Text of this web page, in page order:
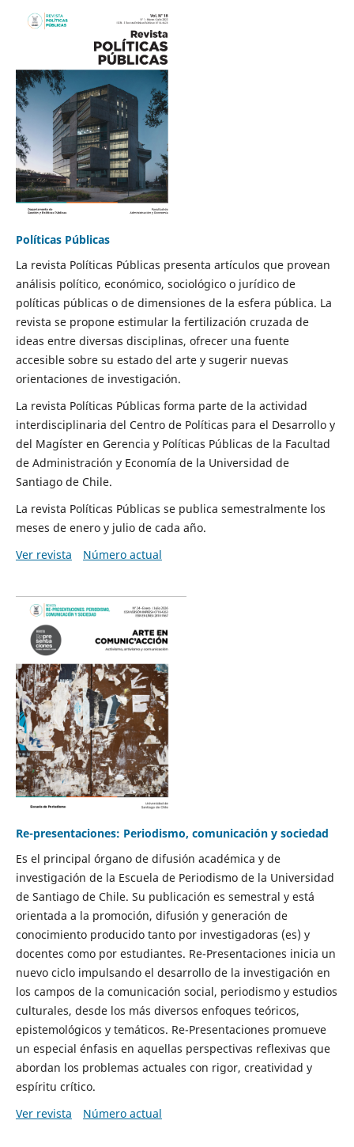
Políticas Públicas
La revista Políticas Públicas presenta artículos que provean
análisis político, económico, sociológico o jurídico de
políticas públicas o de dimensiones de la esfera pública. La
revista se propone estimular la fertilización cruzada de
ideas entre diversas disciplinas, ofrecer una fuente
accesible sobre su estado del arte y sugerir nuevas
orientaciones de investigación.
La revista Políticas Públicas forma parte de la actividad
interdisciplinaria del Centro de Políticas para el Desarrollo y
del Magíster en Gerencia y Políticas Públicas de la Facultad
de Administración y Economía de la Universidad de
Santiago de Chile.
La revista Políticas Públicas se publica semestralmente los
meses de enero y julio de cada año.
Ver revista
Número actual
Re-presentaciones: Periodismo, comunicación y sociedad
Es el principal órgano de difusión académica y de
investigación de la Escuela de Periodismo de la Universidad
de Santiago de Chile. Su publicación es semestral y está
orientada a la promoción, difusión y generación de
conocimiento producido tanto por investigadoras (es) y
docentes como por estudiantes. Re-Presentaciones inicia un
nuevo ciclo impulsando el desarrollo de la investigación en
los campos de la comunicación social, periodismo y estudios
culturales, desde los más diversos enfoques teóricos,
epistemológicos y temáticos. Re-Presentaciones promueve
un especial énfasis en aquellas perspectivas reflexivas que
abordan los problemas actuales con rigor, creatividad y
espíritu crítico.
Ver revista
Número actual